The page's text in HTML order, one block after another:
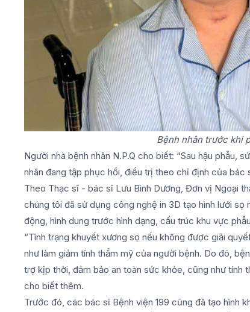
Bệnh nhân trước khi
Người nhà bệnh nhân N.P.Q cho biết: “Sau hậu phẫu,
nhân đang tập phục hồi, điều trị theo chỉ định của bác
Theo Thạc sĩ - bác sĩ Lưu Bình Dương, Đơn vị Ngoại
chúng tôi đã sử dụng công nghệ in 3D tạo hình lưới
động, hình dung trước hình dạng, cấu trúc khu vực
“Tình trạng khuyết xương sọ nếu không được giải
như làm giảm tính thẩm mỹ của người bệnh. Do đó,
trợ kịp thời, đảm bảo an toàn sức khỏe, cũng như tính
cho biết thêm.
Trước đó, các bác sĩ Bệnh viện 199 cũng đã tạo hình